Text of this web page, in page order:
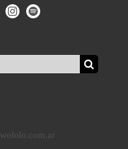
wololo.com.ar